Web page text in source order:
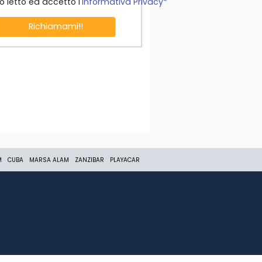
Richiamami!!
CUBA MARSA ALAM ZANZIBAR PLAYACAR